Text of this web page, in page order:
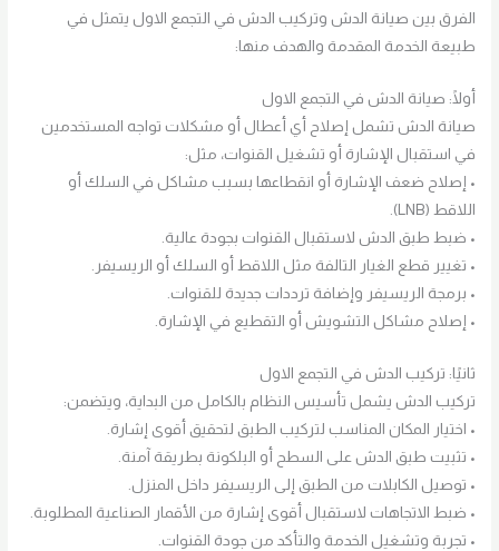
الفرق بين صيانة الدش وتركيب الدش في التجمع الاول يتمثل في
طبيعة الخدمة المقدمة والهدف منها:
أولًا: صيانة الدش في التجمع الاول
صيانة الدش تشمل إصلاح أي أعطال أو مشكلات تواجه المستخدمين
في استقبال الإشارة أو تشغيل القنوات، مثل:
• إصلاح ضعف الإشارة أو انقطاعها بسبب مشاكل في السلك أو
اللاقط (LNB).
• ضبط طبق الدش لاستقبال القنوات بجودة عالية.
• تغيير قطع الغيار التالفة مثل اللاقط أو السلك أو الريسيفر.
• برمجة الريسيفر وإضافة ترددات جديدة للقنوات.
• إصلاح مشاكل التشويش أو التقطيع في الإشارة.
ثانيًا: تركيب الدش في التجمع الاول
تركيب الدش يشمل تأسيس النظام بالكامل من البداية، ويتضمن:
• اختيار المكان المناسب لتركيب الطبق لتحقيق أقوى إشارة.
• تثبيت طبق الدش على السطح أو البلكونة بطريقة آمنة.
• توصيل الكابلات من الطبق إلى الريسيفر داخل المنزل.
• ضبط الاتجاهات لاستقبال أقوى إشارة من الأقمار الصناعية المطلوبة.
• تجربة وتشغيل الخدمة والتأكد من جودة القنوات.